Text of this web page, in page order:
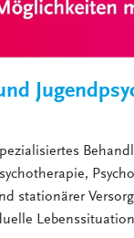
stationärer